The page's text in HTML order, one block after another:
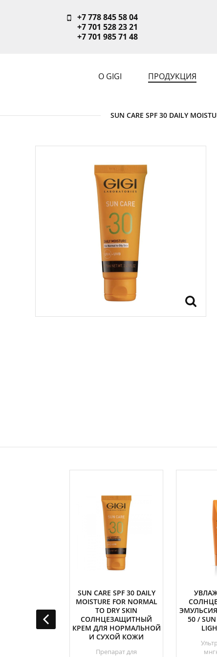
+7 778 845 58 04
+7 701 528 23 21
+7 701 985 71 48
О GIGI ПРОДУКЦИЯ
SUN CARE SPF 30 DAILY
SKIN КРЕМ
ДЛЯ
И
SUN CARE SPF 30 DAILY
MOISTURE FOR NORMAL
TO DRY SKIN
СОЛНЦЕЗАЩИТНЫЙ
КРЕМ ДЛЯ НОРМАЛЬНОЙ
И СУХОЙ КОЖИ
Препарат для
ЭМУЛЬСИЯ
50 / SUN